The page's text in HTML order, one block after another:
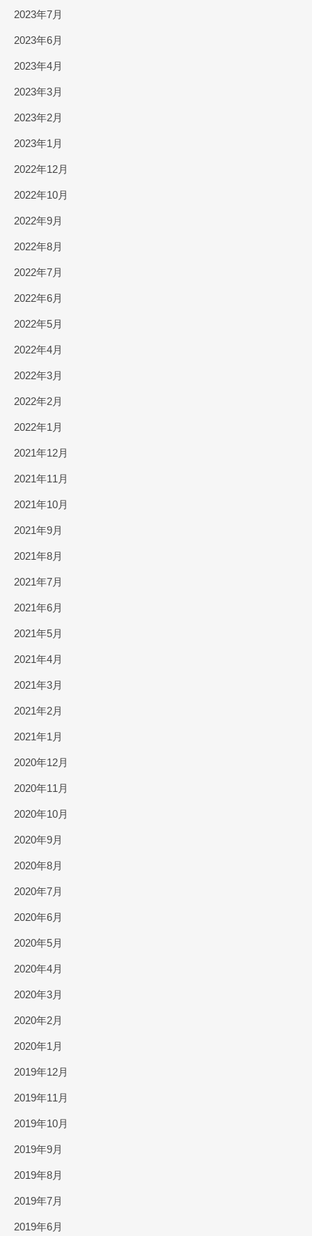
2023年7月
2023年6月
2023年4月
2023年3月
2023年2月
2023年1月
2022年12月
2022年10月
2022年9月
2022年8月
2022年7月
2022年6月
2022年5月
2022年4月
2022年3月
2022年2月
2022年1月
2021年12月
2021年11月
2021年10月
2021年9月
2021年8月
2021年7月
2021年6月
2021年5月
2021年4月
2021年3月
2021年2月
2021年1月
2020年12月
2020年11月
2020年10月
2020年9月
2020年8月
2020年7月
2020年6月
2020年5月
2020年4月
2020年3月
2020年2月
2020年1月
2019年12月
2019年11月
2019年10月
2019年9月
2019年8月
2019年7月
2019年6月